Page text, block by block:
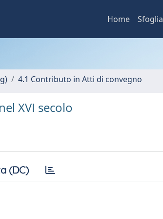
Home Sfoglia
4.1 Contributo in Atti di convegno
XVI secolo
(DC)